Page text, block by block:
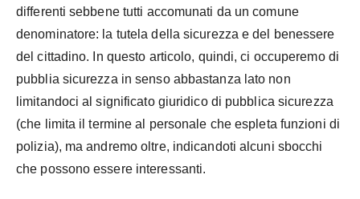
differenti sebbene tutti accomunati da un comune
denominatore: la tutela della sicurezza e del benessere
del cittadino. In questo articolo, quindi, ci occuperemo di
pubblia sicurezza in senso abbastanza lato non
limitandoci al significato giuridico di pubblica sicurezza
(che limita il termine al personale che espleta funzioni di
polizia), ma andremo oltre, indicandoti alcuni sbocchi
che possono essere interessanti.